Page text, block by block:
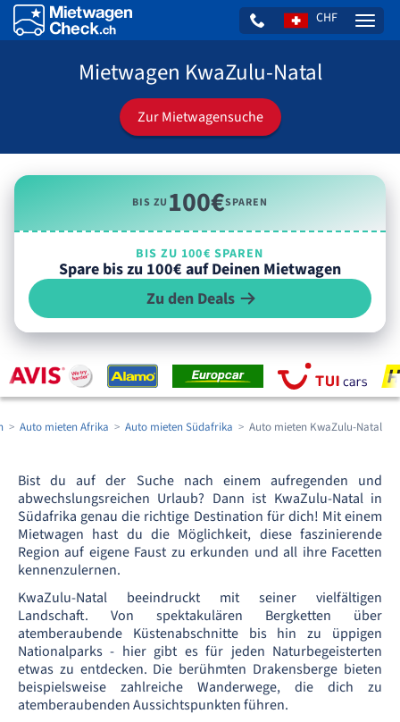
CHF
Mietwagen KwaZulu-Natal
Zur Mietwagensuche
BIS ZU100€SPAREN
BIS ZU 100€ SPAREN
Spare bis zu 100€ auf Deinen Mietwagen
Zu den Deals
Auto mieten Afrika Auto mieten Südafrika Auto mieten KwaZulu-Natal
Bist du auf der Suche nach einem aufregenden und
abwechslungsreichen Urlaub? Dann ist KwaZulu-Natal in
Südafrika genau die richtige Destination für dich! Mit einem
Mietwagen hast du die Möglichkeit, diese faszinierende
Region auf eigene Faust zu erkunden und all ihre Facetten
kennenzulernen.
KwaZulu-Natal beeindruckt mit seiner vielfältigen
Landschaft. Von spektakulären Bergketten über
atemberaubende Küstenabschnitte bis hin zu üppigen
Nationalparks - hier gibt es für jeden Naturbegeisterten
etwas zu entdecken. Die berühmten Drakensberge bieten
beispielsweise zahlreiche Wanderwege, die dich zu
atemberaubenden Aussichtspunkten führen.